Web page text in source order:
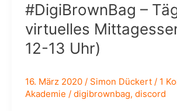
#DigiBrownBag –
virtuelles
12-13 Uhr)
16. März 2020 / Simon Dückert / 1
Akademie / digibrownbag, discord